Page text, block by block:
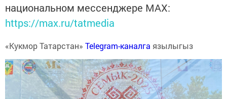
национальном мессенджере MАХ:
https://max.ru/tatmedia
«Кукмор Татарстан» Telegram-каналга язылыгыз